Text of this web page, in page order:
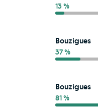
13 %
Bouzigues
37 %
Bouzigues
81 %